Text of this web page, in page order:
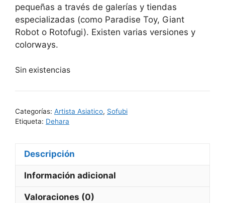
pequeñas a través de galerías y tiendas
especializadas (como Paradise Toy, Giant
Robot o Rotofugi). Existen varias versiones y
colorways.
Sin existencias
Categorías: Artista Asiatico, Sofubi
Etiqueta: Dehara
Descripción
Información adicional
Valoraciones (0)